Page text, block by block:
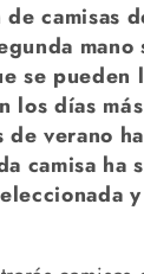
camisas
mano
se pueden
los días
de verano
camisa ha